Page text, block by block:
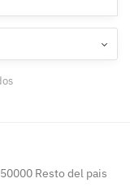
Resto del pais